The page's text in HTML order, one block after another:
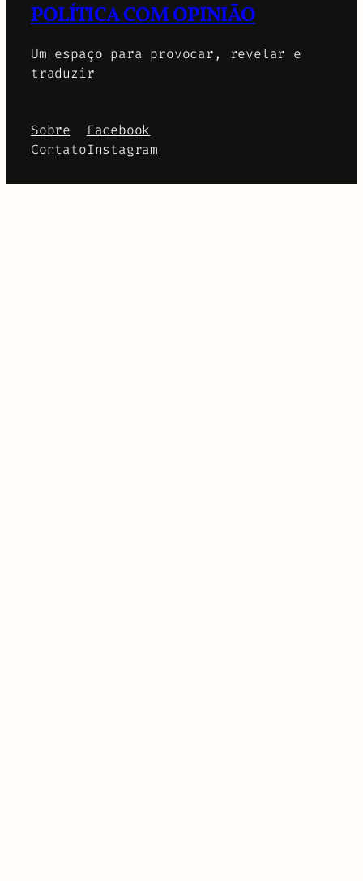
POLÍTICA COM OPINIÃO
Um espaço para provocar, revelar e
traduzir
Sobre
Contato
Facebook
Instagram